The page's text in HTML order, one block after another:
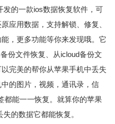
发的一款ios数据恢复软件，可
应用数据，支持解锁、修复、
，更多功能等你来发现哦。它
份文件恢复、从icloud备份文
完美的帮你从苹果手机中丢失
的图片，视频，通讯录，信
都能一一恢复。就算你的苹果
的数据它都能恢复。